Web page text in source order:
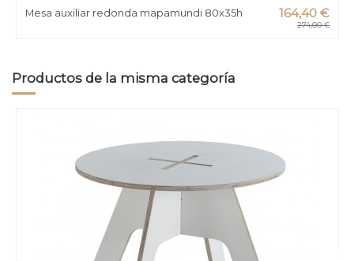
Mesa auxiliar redonda mapamundi 80x35h 164,40 €
274,00 €
Productos de la misma categoría